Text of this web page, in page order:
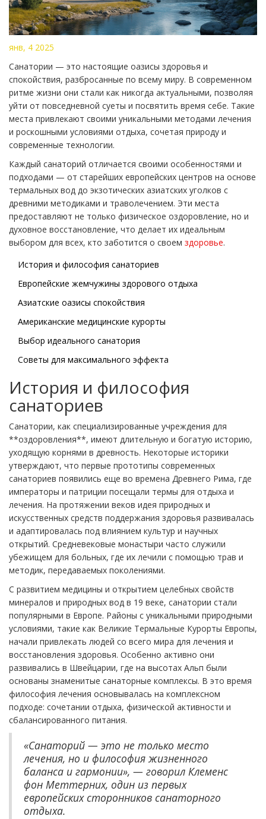
янв, 4 2025
Санатории — это настоящие оазисы здоровья и
спокойствия, разбросанные по всему миру. В современном
ритме жизни они стали как никогда актуальными, позволяя
уйти от повседневной суеты и посвятить время себе. Такие
места привлекают своими уникальными методами лечения
и роскошными условиями отдыха, сочетая природу и
современные технологии.
Каждый санаторий отличается своими особенностями и
подходами — от старейших европейских центров на основе
термальных вод до экзотических азиатских уголков с
древними методиками и траволечением. Эти места
предоставляют не только физическое оздоровление, но и
духовное восстановление, что делает их идеальным
выбором для всех, кто заботится о своем здоровье.
История и философия санаториев
Европейские жемчужины здорового отдыха
Азиатские оазисы спокойствия
Американские медицинские курорты
Выбор идеального санатория
Советы для максимального эффекта
История и философия
санаториев
Санатории, как специализированные учреждения для
**оздоровления**, имеют длительную и богатую историю,
уходящую корнями в древность. Некоторые историки
утверждают, что первые прототипы современных
санаториев появились еще во времена Древнего Рима, где
императоры и патриции посещали термы для отдыха и
лечения. На протяжении веков идея природных и
искусственных средств поддержания здоровья развивалась
и адаптировалась под влиянием культур и научных
открытий. Средневековые монастыри часто служили
убежищем для больных, где их лечили с помощью трав и
методик, передаваемых поколениями.
С развитием медицины и открытием целебных свойств
минералов и природных вод в 19 веке, санатории стали
популярными в Европе. Районы с уникальными природными
условиями, такие как Великие Термальные Курорты Европы,
начали привлекать людей со всего мира для лечения и
восстановления здоровья. Особенно активно они
развивались в Швейцарии, где на высотах Альп были
основаны знаменитые санаторные комплексы. В это время
философия лечения основывалась на комплексном
подходе: сочетании отдыха, физической активности и
сбалансированного питания.
«Санаторий — это не только место
лечения, но и философия жизненного
баланса и гармонии», — говорил Клеменс
фон Меттерних, один из первых
европейских сторонников санаторного
отдыха.